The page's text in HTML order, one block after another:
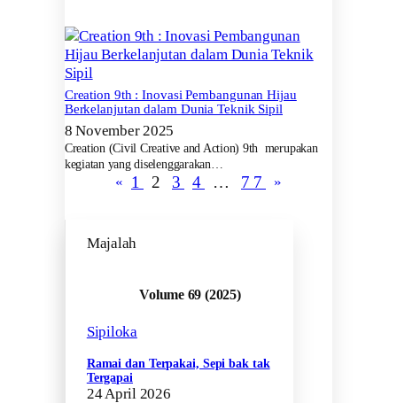
Creation 9th : Inovasi Pembangunan Hijau
Berkelanjutan dalam Dunia Teknik Sipil
8 November 2025
Creation (Civil Creative and Action) 9th merupakan
kegiatan yang diselenggarakan…
« 1 2 3 4 … 77 »
Majalah
Volume 69 (2025)
Sipiloka
Ramai dan Terpakai, Sepi bak tak
Tergapai
24 April 2026